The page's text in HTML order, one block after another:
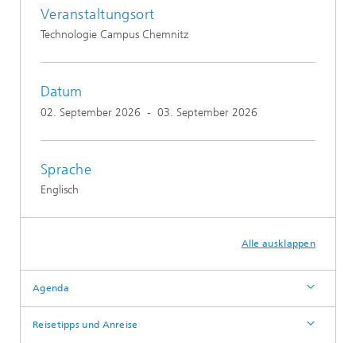
Veranstaltungsort
Technologie Campus Chemnitz
Datum
02. September 2026 - 03. September 2026
Sprache
Englisch
Alle ausklappen
Agenda
Reisetipps und Anreise